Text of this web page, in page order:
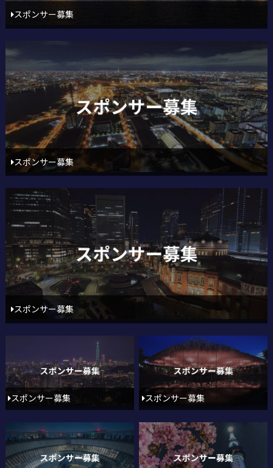
スポンサー募集
スポンサー募集
スポンサー募集
スポンサー募集 スポンサー募集